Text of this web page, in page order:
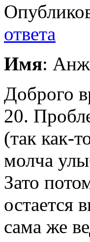
ответа
Имя:
Доброго
20.
(так как-
молча
Зато
остается
сама же